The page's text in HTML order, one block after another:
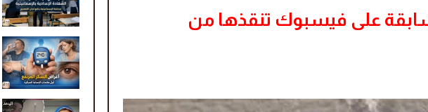
على فيسبوك تنقذها من